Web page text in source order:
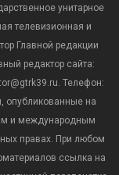
унитарное
телевизионная и
Главной редакции
редактор сайта:
Телефон:
опубликованные на
и международным
правах. При любом
ссылка на